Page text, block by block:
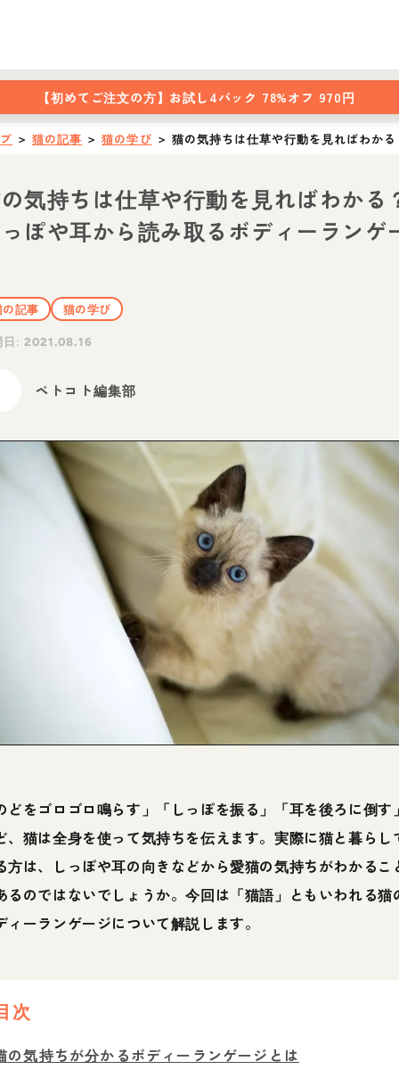
【初めてご注文の方】 お試し4パック 78%オフ 970円
＞ 猫の記事 ＞ 猫の学び ＞ 猫の気持ちは仕草や行動を見ればわか
気持ちは仕草や行動を見ればわかる
ぽや耳から読み取るボディーランゲ
の記事
猫の学び
日:2021.08.16
ペトコト編集部
どをゴロゴロ鳴らす」「しっぽを振る」「耳を後ろに倒す」
、猫は全身を使って気持ちを伝えます。実際に猫と暮らし
方は、しっぽや耳の向きなどから愛猫の気持ちがわかるこ
るのではないでしょうか。今回は「猫語」ともいわれる猫
ィーランゲージについて解説します。
次
の気持ちが分かるボディーランゲージとは